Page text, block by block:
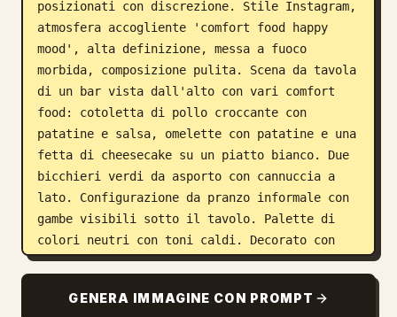
posizionati con discrezione. Stile Instagram,
atmosfera accogliente 'comfort food happy
mood', alta definizione, messa a fuoco
morbida, composizione pulita. Scena da tavola
di un bar vista dall'alto con vari comfort
food: cotoletta di pollo croccante con
patatine e salsa, omelette con patatine e una
fetta di cheesecake su un piatto bianco. Due
bicchieri verdi da asporto con cannuccia a
lato. Configurazione da pranzo informale con
gambe visibili sotto il tavolo. Palette di
colori neutri con toni caldi. Decorato con
graziosi scarabocchi bianchi, giocosi testi
gastronomici in stile cartoon. Illuminazione
GENERA IMMAGINE CON PROMPT